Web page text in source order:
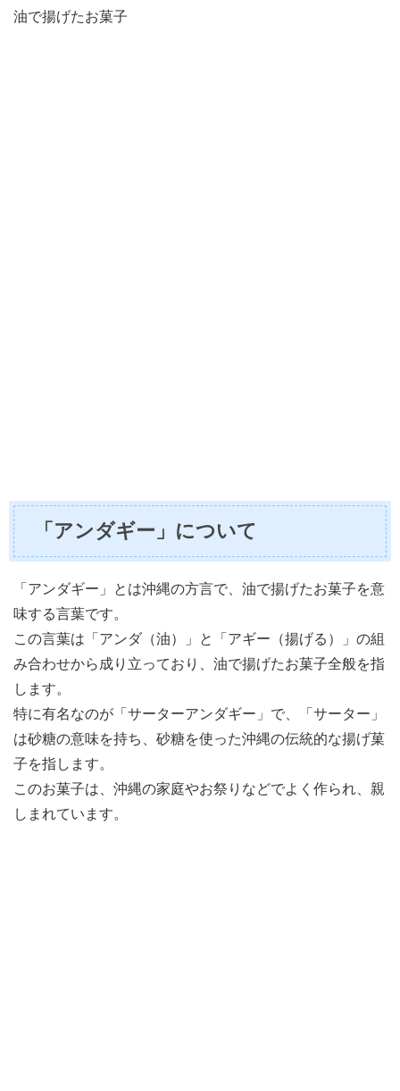
油で揚げたお菓子
「アンダギー」について
「アンダギー」とは沖縄の方言で、油で揚げたお菓子を意
味する言葉です。
この言葉は「アンダ（油）」と「アギー（揚げる）」の組
み合わせから成り立っており、油で揚げたお菓子全般を指
します。
特に有名なのが「サーターアンダギー」で、「サーター」
は砂糖の意味を持ち、砂糖を使った沖縄の伝統的な揚げ菓
子を指します。
このお菓子は、沖縄の家庭やお祭りなどでよく作られ、親
しまれています。